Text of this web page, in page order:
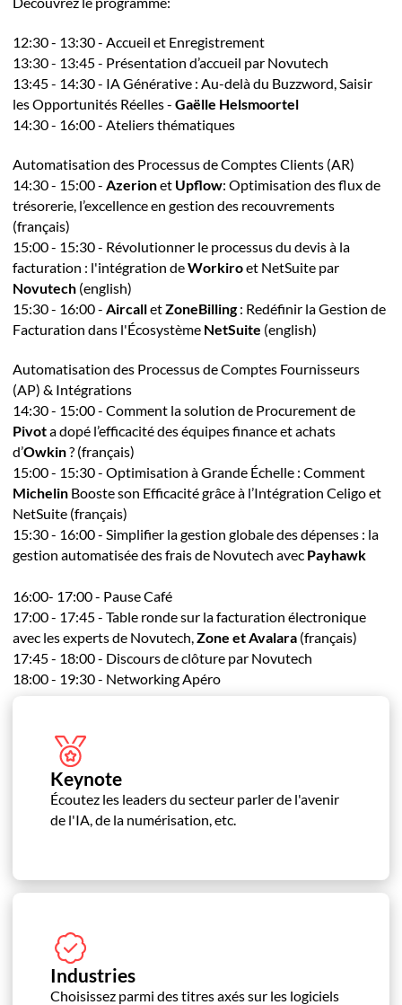
12:30 - 13:30 - Accueil et Enregistrement
13:30 - 13:45 - Présentation d’accueil par Novutech
13:45 - 14:30 - IA Générative : Au-delà du Buzzword, Saisir
les Opportunités Réelles - Gaëlle Helsmoortel
14:30 - 16:00 - Ateliers thématiques
Automatisation des Processus de Comptes Clients (AR)
14:30 - 15:00 - Azerionet Upflow: Optimisation des flux de
trésorerie, l’excellence en gestion des recouvrements
(français)
15:00 - 15:30 - Révolutionner le processus du devis à la
facturation : l'intégration deWorkiroet NetSuite par
Novutech (english)
15:30 - 16:00 - AircalletZoneBilling: Redéfinir la Gestion de
Facturation dans l'Écosystème NetSuite (english)
Automatisation des Processus de Comptes Fournisseurs
(AP) & Intégrations
14:30 - 15:00 - Comment la solution de Procurement de
Pivota dopé l’efficacité des équipes finance et achats
d’Owkin? (français)
15:00 - 15:30 - Optimisation à Grande Échelle : Comment
MichelinBooste son Efficacité grâce à l’Intégration Celigo et
NetSuite (français)
15:30 - 16:00 - Simplifier la gestion globale des dépenses : la
gestion automatisée des frais de Novutech avec Payhawk
16:00- 17:00 - Pause Café
17:00 - 17:45 - Table ronde sur la facturation électronique
avec les experts de Novutech,Zone et Avalara (français)
17:45 - 18:00 - Discours de clôture par Novutech
18:00 - 19:30 - Networking Apéro
Keynote
Écoutez les leaders du secteur parler de l'avenir
de l'IA, de la numérisation, etc.
Industries
Choisissez parmi des titres axés sur les logiciels